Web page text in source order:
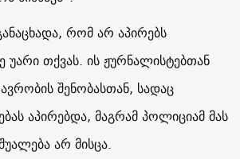
რომ არ აპირებს
უარი თქვას. ის ჟურნალისტებთან
შენობასთან, სადაც
აპირებდა, მაგრამ პოლიციამ მას
არ მისცა.